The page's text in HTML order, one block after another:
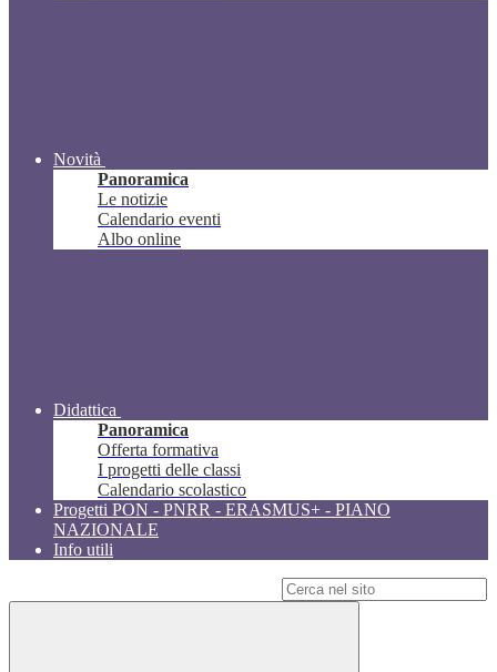
Novità
Panoramica
Le notizie
Calendario eventi
Albo online
Didattica
Panoramica
Offerta formativa
I progetti delle classi
Calendario scolastico
Progetti PON - PNRR - ERASMUS+ - PIANO
NAZIONALE
Info utili